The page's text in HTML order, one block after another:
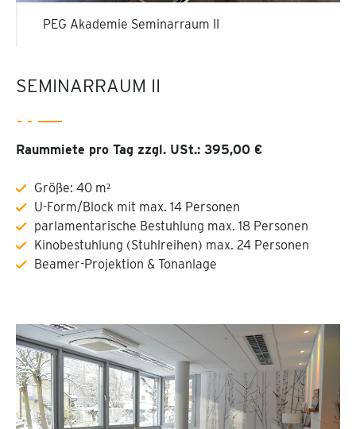
PEG Akademie Seminarraum II
SEMINARRAUM II
Raummiete pro Tag zzgl. USt.: 395,00 €
Größe: 40 m²
U-Form/Block mit max. 14 Personen
parlamentarische Bestuhlung max. 18 Personen
Kinobestuhlung (Stuhlreihen) max. 24 Personen
Beamer-Projektion & Tonanlage